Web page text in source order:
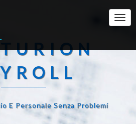
E Personale Senza Problemi